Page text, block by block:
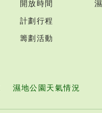
開放時間
計劃行程
籌劃活動
濕地公園天氣情況